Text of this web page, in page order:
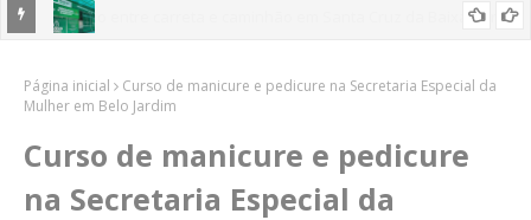
compras
Página inicial
Curso de manicure e pedicure na Secretaria Especial da
Mulher em Belo Jardim
Curso de manicure e pedicure
na Secretaria Especial da